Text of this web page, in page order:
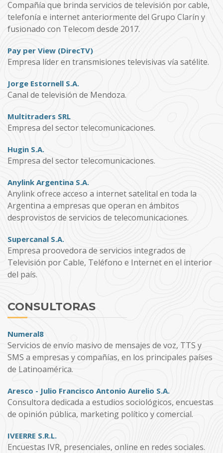
Compañía que brinda servicios de televisión por cable,
telefonía e internet anteriormente del Grupo Clarín y
fusionado con Telecom desde 2017.
Pay per View (DirecTV)
Empresa líder en transmisiones televisivas vía satélite.
Jorge Estornell S.A.
Canal de televisión de Mendoza.
Multitraders SRL
Empresa del sector telecomunicaciones.
Hugin S.A.
Empresa del sector telecomunicaciones.
Anylink Argentina S.A.
Anylink ofrece acceso a internet satelital en toda la
Argentina a empresas que operan en ámbitos
desprovistos de servicios de telecomunicaciones.
Supercanal S.A.
Empresa proovedora de servicios integrados de
Televisión por Cable, Teléfono e Internet en el interior
del país.
CONSULTORAS
Numeral8
Servicios de envío masivo de mensajes de voz, TTS y
SMS a empresas y compañías, en los principales países
de Latinoamérica.
Aresco - Julio Francisco Antonio Aurelio S.A.
Consultora dedicada a estudios sociológicos, encuestas
de opinión pública, marketing político y comercial.
IVEERRE S.R.L.
Encuestas IVR, presenciales, online en redes sociales.